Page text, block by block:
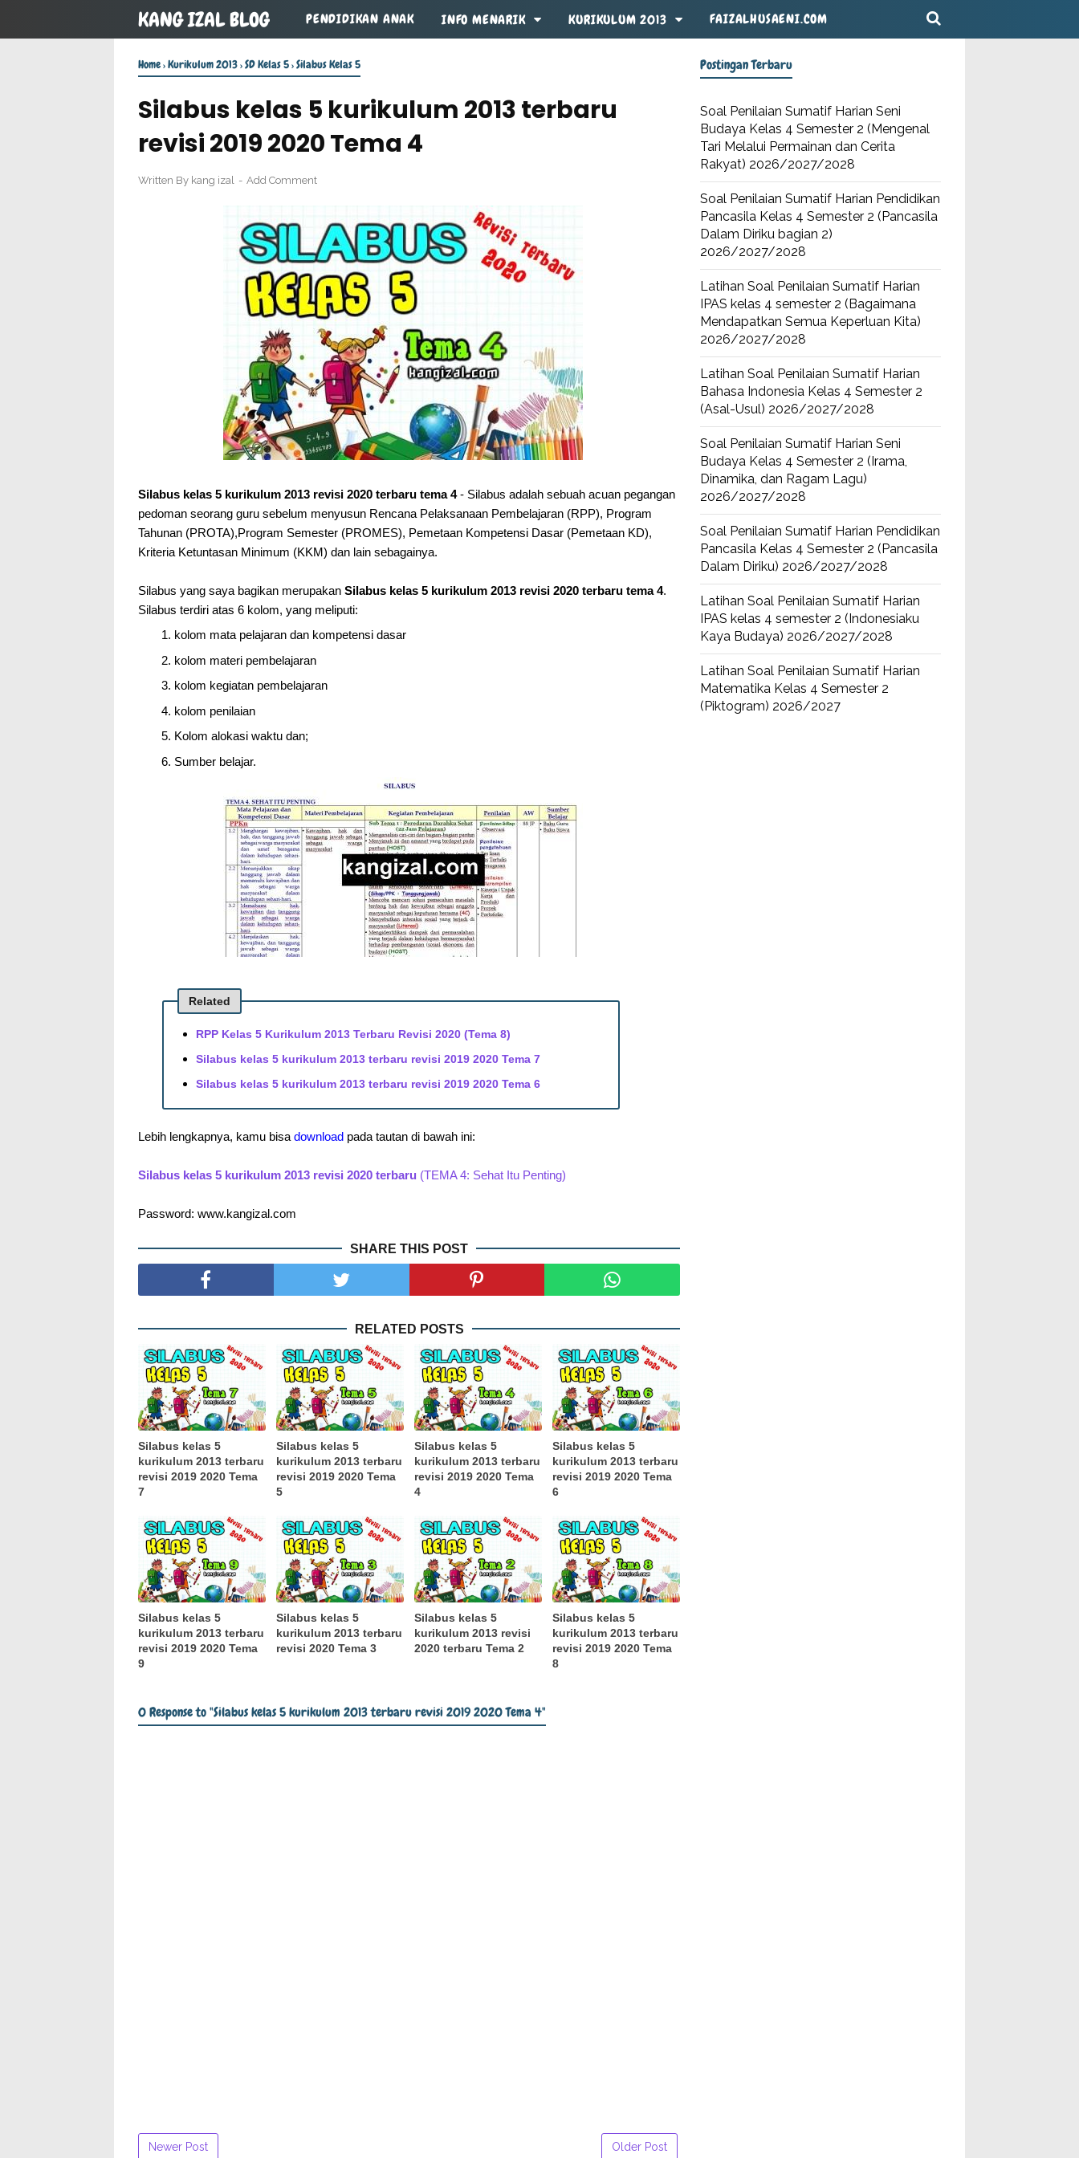
KANG IZAL BLOG PENDIDIKAN ANAK INFO MENARIK KURIKULUM 2013 FAIZALHUSAENI.COM
Home›Kurikulum 2013›SD Kelas 5›Silabus Kelas 5
Silabus kelas 5 kurikulum 2013 terbaru
revisi 2019 2020 Tema 4
Written By kang izal Add Comment
Silabus kelas 5 kurikulum 2013 revisi 2020 terbaru tema 4- Silabus adalah sebuah acuan pegangan
pedoman seorang guru sebelum menyusun Rencana Pelaksanaan Pembelajaran (RPP), Program
Tahunan (PROTA),Program Semester (PROMES), Pemetaan Kompetensi Dasar (Pemetaan KD),
Kriteria Ketuntasan Minimum (KKM) dan lain sebagainya.
Silabus yang saya bagikan merupakan Silabus kelas 5 kurikulum 2013 revisi 2020 terbaru tema 4.
Silabus terdiri atas 6 kolom, yang meliputi:
kolom mata pelajaran dan kompetensi dasar
kolom materi pembelajaran
kolom kegiatan pembelajaran
kolom penilaian
Kolom alokasi waktu dan;
Sumber belajar.
Related
RPP Kelas 5 Kurikulum 2013 Terbaru Revisi 2020 (Tema 8)
Silabus kelas 5 kurikulum 2013 terbaru revisi 2019 2020 Tema 7
Silabus kelas 5 kurikulum 2013 terbaru revisi 2019 2020 Tema 6
Lebih lengkapnya, kamu bisa download pada tautan di bawah ini:
Silabus kelas 5 kurikulum 2013 revisi 2020 terbaru (TEMA 4: Sehat Itu Penting)
Password: www.kangizal.com
SHARE THIS POST
RELATED POSTS
Silabus kelas 5
kurikulum 2013 terbaru
revisi 2019 2020 Tema
7
Silabus kelas 5
kurikulum 2013 terbaru
revisi 2019 2020 Tema
5
Silabus kelas 5
kurikulum 2013 terbaru
revisi 2019 2020 Tema
4
Silabus kelas 5
kurikulum 2013 terbaru
revisi 2019 2020 Tema
6
Silabus kelas 5
kurikulum 2013 terbaru
revisi 2019 2020 Tema
9
Silabus kelas 5
kurikulum 2013 terbaru
revisi 2020 Tema 3
Silabus kelas 5
kurikulum 2013 revisi
2020 terbaru Tema 2
Silabus kelas 5
kurikulum 2013 terbaru
revisi 2019 2020 Tema
8
0 Response to "Silabus kelas 5 kurikulum 2013 terbaru revisi 2019 2020 Tema 4"
Newer Post Older Post
Postingan Terbaru
Soal Penilaian Sumatif Harian Seni
Budaya Kelas 4 Semester 2 (Mengenal
Tari Melalui Permainan dan Cerita
Rakyat) 2026/2027/2028
Soal Penilaian Sumatif Harian Pendidikan
Pancasila Kelas 4 Semester 2 (Pancasila
Dalam Diriku bagian 2)
2026/2027/2028
Latihan Soal Penilaian Sumatif Harian
IPAS kelas 4 semester 2 (Bagaimana
Mendapatkan Semua Keperluan Kita)
2026/2027/2028
Latihan Soal Penilaian Sumatif Harian
Bahasa Indonesia Kelas 4 Semester 2
(Asal-Usul) 2026/2027/2028
Soal Penilaian Sumatif Harian Seni
Budaya Kelas 4 Semester 2 (Irama,
Dinamika, dan Ragam Lagu)
2026/2027/2028
Soal Penilaian Sumatif Harian Pendidikan
Pancasila Kelas 4 Semester 2 (Pancasila
Dalam Diriku) 2026/2027/2028
Latihan Soal Penilaian Sumatif Harian
IPAS kelas 4 semester 2 (Indonesiaku
Kaya Budaya) 2026/2027/2028
Latihan Soal Penilaian Sumatif Harian
Matematika Kelas 4 Semester 2
(Piktogram) 2026/2027